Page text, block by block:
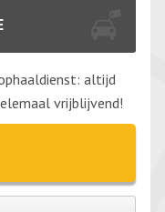
altijd
vrijblijvend!